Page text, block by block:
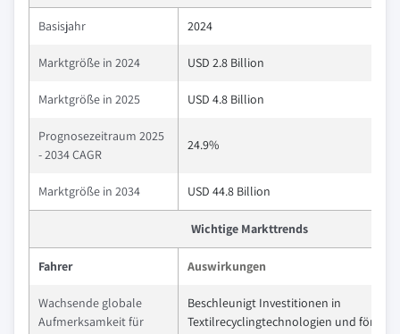
Basisjahr 2024
Marktgröße in 2024 USD 2.8 Billion
Marktgröße in 2025 USD 4.8 Billion
Prognosezeitraum 2025
- 2034 CAGR
24.9%
Marktgröße in 2034 USD 44.8 Billion
Wichtige Markttrends
Fahrer Auswirkungen
Wachsende globale
Aufmerksamkeit für
Beschleunigt Investitionen in
Textilrecyclingtechnologien und fördert